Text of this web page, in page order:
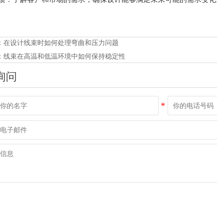
在设计线束时如何处理弯曲和压力问题
线束在高温和低温环境中如何保持稳定性
问